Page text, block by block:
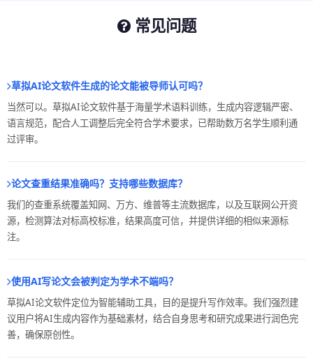
常见问题
草拟AI论文软件生成的论文能被导师认可吗？
当然可以。草拟AI论文软件基于海量学术语料训练，生成内容逻辑严密、
语言规范，配合人工调整后完全符合学术要求，已帮助数万名学生顺利通
过评审。
论文查重结果准确吗？支持哪些数据库？
我们的查重系统覆盖知网、万方、维普等主流数据库，以及互联网公开资
源，检测算法对标高校标准，结果高度可信，并提供详细的相似来源标
注。
使用AI写论文会被判定为学术不端吗？
草拟AI论文软件定位为智能辅助工具，目的是提升写作效率。我们强烈建
议用户将AI生成内容作为基础素材，结合自身思考和研究成果进行润色完
善，确保原创性。